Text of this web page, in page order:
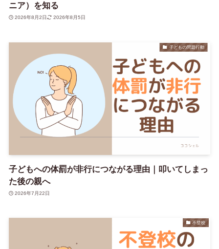
ニア）を知る
2026年8月2日 2026年8月5日
子どもの問題行動
子どもへの体罰が非行につながる理由｜叩いてしまっ
た後の親へ
2026年7月22日
不登校